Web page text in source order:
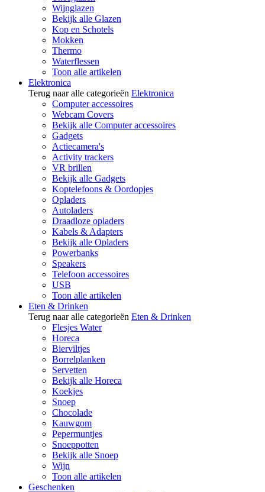
Wijnglazen
Bekijk alle Glazen
Kop en Schotels
Mokken
Thermo
Waterflessen
Toon alle artikelen
Elektronica
Terug naar alle categorieën Elektronica
Computer accessoires
Webcam Covers
Bekijk alle Computer accessoires
Gadgets
Actiecamera's
Activity trackers
VR brillen
Bekijk alle Gadgets
Koptelefoons & Oordopjes
Opladers
Autoladers
Draadloze opladers
Kabels & Adapters
Bekijk alle Opladers
Powerbanks
Speakers
Telefoon accessoires
USB
Toon alle artikelen
Eten & Drinken
Terug naar alle categorieën Eten & Drinken
Flesjes Water
Horeca
Bierviltjes
Borrelplanken
Servetten
Bekijk alle Horeca
Koekjes
Snoep
Chocolade
Kauwgom
Pepermuntjes
Snoeppotten
Bekijk alle Snoep
Wijn
Toon alle artikelen
Geschenken